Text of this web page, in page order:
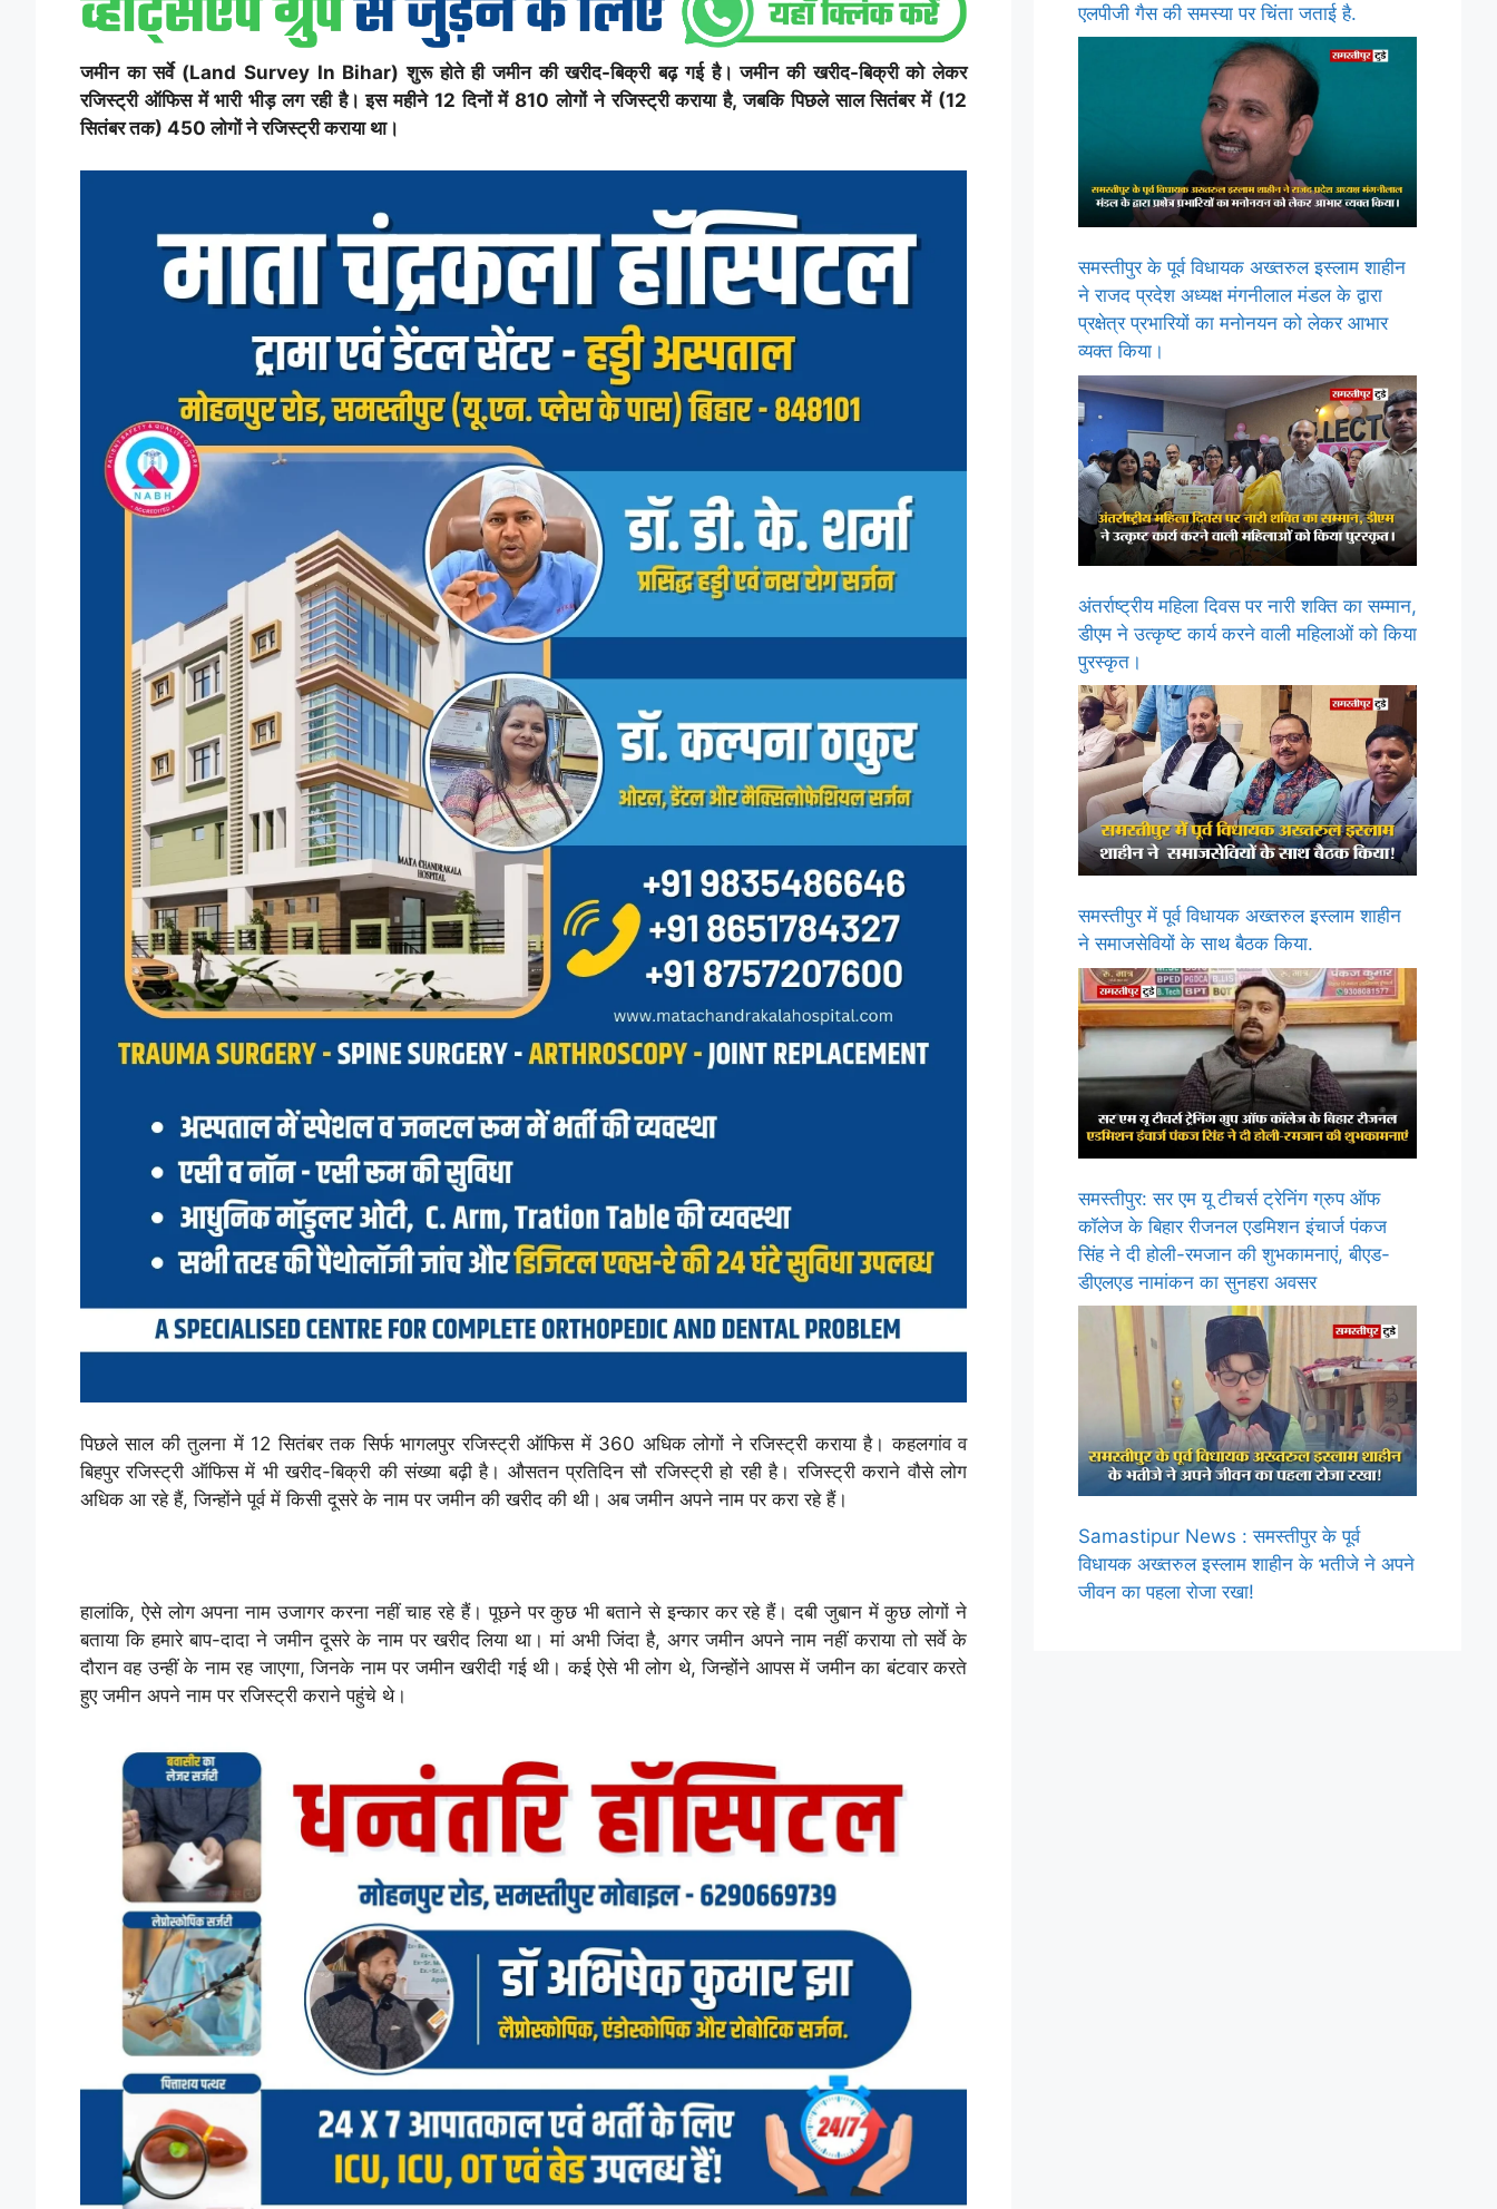
जमीन का सर्वे (Land Survey In Bihar) शुरू होते ही जमीन की खरीद-बिक्री बढ़ गई है। जमीन की खरीद-बिक्री को लेकर
रजिस्ट्री ऑफिस में भारी भीड़ लग रही है। इस महीने 12 दिनों में 810 लोगों ने रजिस्ट्री कराया है, जबकि पिछले साल सितंबर में (12
सितंबर तक) 450 लोगों ने रजिस्ट्री कराया था।
पिछले साल की तुलना में 12 सितंबर तक सिर्फ भागलपुर रजिस्ट्री ऑफिस में 360 अधिक लोगों ने रजिस्ट्री कराया है। कहलगांव व
बिहपुर रजिस्ट्री ऑफिस में भी खरीद-बिक्री की संख्या बढ़ी है। औसतन प्रतिदिन सौ रजिस्ट्री हो रही है। रजिस्ट्री कराने वौसे लोग
अधिक आ रहे हैं, जिन्होंने पूर्व में किसी दूसरे के नाम पर जमीन की खरीद की थी। अब जमीन अपने नाम पर करा रहे हैं।
हालांकि, ऐसे लोग अपना नाम उजागर करना नहीं चाह रहे हैं। पूछने पर कुछ भी बताने से इन्कार कर रहे हैं। दबी जुबान में कुछ लोगों ने
बताया कि हमारे बाप-दादा ने जमीन दूसरे के नाम पर खरीद लिया था। मां अभी जिंदा है, अगर जमीन अपने नाम नहीं कराया तो सर्वे के
दौरान वह उन्हीं के नाम रह जाएगा, जिनके नाम पर जमीन खरीदी गई थी। कई ऐसे भी लोग थे, जिन्होंने आपस में जमीन का बंटवार करते
हुए जमीन अपने नाम पर रजिस्ट्री कराने पहुंचे थे।
एलपीजी गैस की समस्या पर चिंता जताई है.
समस्तीपुर के पूर्व विधायक अख्तरुल इस्लाम शाहीन
ने राजद प्रदेश अध्यक्ष मंगनीलाल मंडल के द्वारा
प्रक्षेत्र प्रभारियों का मनोनयन को लेकर आभार
व्यक्त किया।
अंतर्राष्ट्रीय महिला दिवस पर नारी शक्ति का सम्मान,
डीएम ने उत्कृष्ट कार्य करने वाली महिलाओं को किया
पुरस्कृत।
समस्तीपुर में पूर्व विधायक अख्तरुल इस्लाम शाहीन
ने समाजसेवियों के साथ बैठक किया.
समस्तीपुर: सर एम यू टीचर्स ट्रेनिंग ग्रुप ऑफ
कॉलेज के बिहार रीजनल एडमिशन इंचार्ज पंकज
सिंह ने दी होली-रमजान की शुभकामनाएं, बीएड-
डीएलएड नामांकन का सुनहरा अवसर
Samastipur News : समस्तीपुर के पूर्व
विधायक अख्तरुल इस्लाम शाहीन के भतीजे ने अपने
जीवन का पहला रोजा रखा!